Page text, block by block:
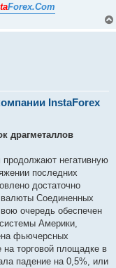
Forex.Com
InstaForex
драгметаллов
продолжают негативную
последних
достаточно
валюты Соединенных
очередь обеспечен
Америки,
фьючерсных
на торговой площадке в
падение на 0,5%, или